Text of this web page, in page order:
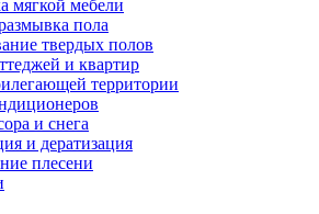
мягкой мебели
пола
твердых полов
и квартир
территории
и снега
и дератизация
плесени